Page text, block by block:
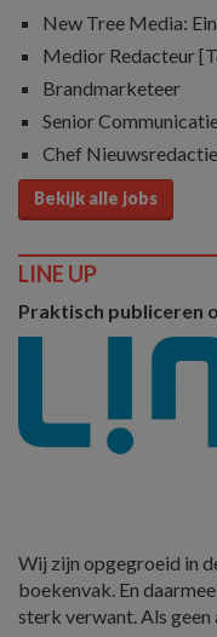
New Tree Media:
Medior Redacteur
Brandmarketeer
Senior
Chef
Bekijk alle jobs
LINE UP
Praktisch publiceren
Wij zijn opgegroeid in
boekenvak. En
sterk verwant. Als